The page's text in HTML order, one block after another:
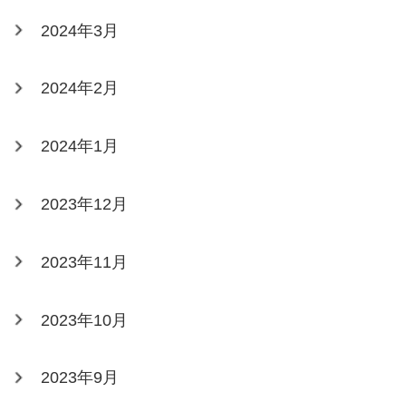
2024年3月
2024年2月
2024年1月
2023年12月
2023年11月
2023年10月
2023年9月